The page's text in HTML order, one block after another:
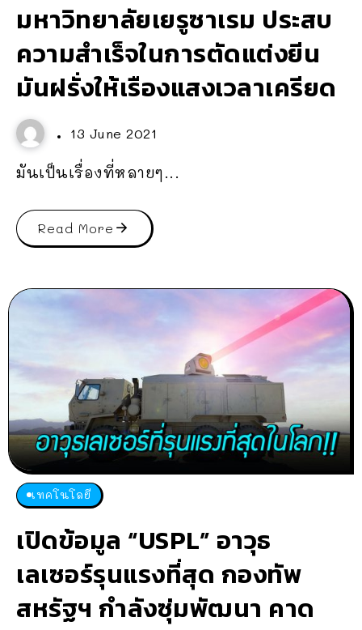
มหาวิทยาลัยเยรูซาเรม ประสบ
ความสำเร็จในการตัดแต่งยีน
มันฝรั่งให้เรืองแสงเวลาเครียด
13 June 2021
มันเป็นเรื่องที่หลายๆ...
Read More
เทคโนโลยี
เปิดข้อมูล “USPL” อาวุธ
เลเซอร์รุนแรงที่สุด กองทัพ
สหรัฐฯ กำลังซุ่มพัฒนา คาด